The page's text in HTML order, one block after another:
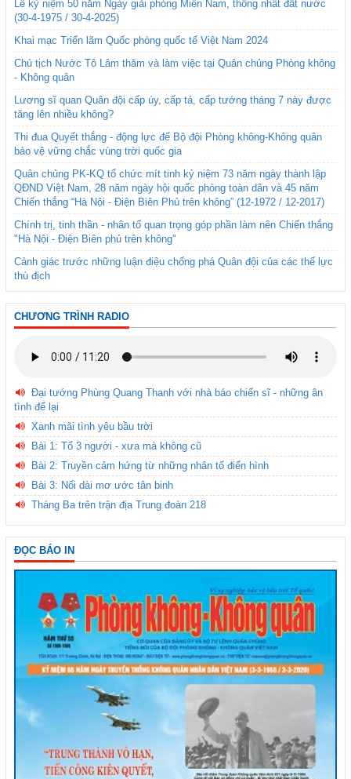
Lễ kỷ niệm 50 năm Ngày giải phóng Miền Nam, thống nhất đất nước
(30-4-1975 / 30-4-2025)
Khai mạc Triển lãm Quốc phòng quốc tế Việt Nam 2024
Chủ tịch Nước Tô Lâm thăm và làm việc tại Quân chủng Phòng không
- Không quân
Lương sĩ quan Quân đội cấp úy, cấp tá, cấp tướng tháng 7 này được
tăng lên nhiều không?
Thi đua Quyết thắng - động lực để Bộ đội Phòng không-Không quân
bảo vệ vững chắc vùng trời quốc gia
Quân chủng PK-KQ tổ chức mít tinh kỷ niệm 73 năm ngày thành lập
QĐND Việt Nam, 28 năm ngày hội quốc phòng toàn dân và 45 năm
Chiến thắng “Hà Nội - Điện Biên Phủ trên không” (12-1972 / 12-2017)
Chính trị, tinh thần - nhân tố quan trọng góp phần làm nên Chiến thắng
"Hà Nội - Điện Biên phủ trên không"
Cảnh giác trước những luận điệu chống phá Quân đội của các thế lực
thù địch
CHƯƠNG TRÌNH RADIO
Đại tướng Phùng Quang Thanh với nhà báo chiến sĩ - những ân
tình để lại
Xanh mãi tình yêu bầu trời
Bài 1: Tổ 3 người - xưa mà không cũ
Bài 2: Truyền cảm hứng từ những nhân tố điển hình
Bài 3: Nối dài mơ ước tân binh
Tháng Ba trên trận địa Trung đoàn 218
ĐỌC BÁO IN